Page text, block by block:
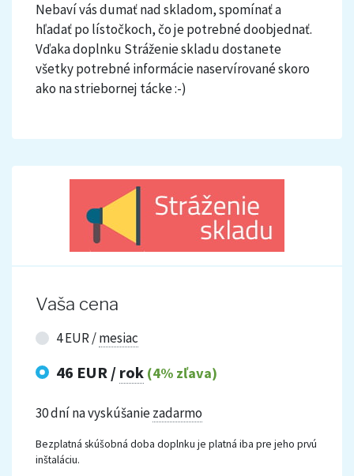
Nebaví vás dumať nad skladom, spomínať a
hľadať po lístočkoch, čo je potrebné doobjednať.
Vďaka doplnku Stráženie skladu dostanete
všetky potrebné informácie naservírované skoro
ako na striebornej tácke :-)
Vaša cena
4 EUR /mesiac
46 EUR /rok(4% zľava)
30 dní na vyskúšaniezadarmo
Bezplatná skúšobná doba doplnku je platná iba pre jeho prvú
inštaláciu.